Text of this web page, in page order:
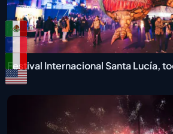
Festival Internacional Santa Lucía,